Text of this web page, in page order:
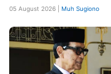
05 August 2026 | Muh Sugiono